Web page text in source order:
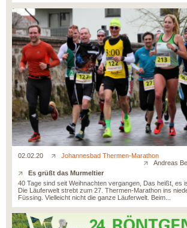
02.02.20
Johannesbad Thermen-Marathon
Andreas
Es grüßt das Murmeltier
40 Tage sind seit Weihnachten vergangen, Das heißt, es
Die Läuferwelt strebt zum 27. Thermen-Marathon ins
Füssing. Vielleicht nicht die ganze Läuferwelt. Beim...